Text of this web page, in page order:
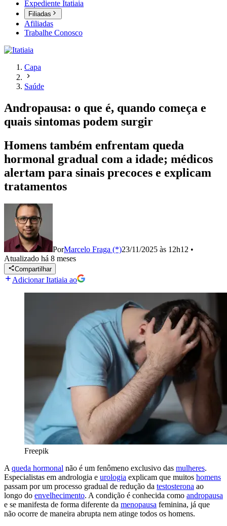
Expediente Itatiaia
Filiadas
Afiliadas
Trabalhe Conosco
Capa
Saúde
Andropausa: o que é, quando começa e
quais sintomas podem surgir
Homens também enfrentam queda
hormonal gradual com a idade; médicos
alertam para sinais precoces e explicam
tratamentos
PorMarcelo Fraga (*)23/11/2025 às 12h12 •
Atualizado há 8 meses
Compartilhar
Adicionar Itatiaia ao
Freepik
A queda hormonal não é um fenômeno exclusivo das mulheres.
Especialistas em andrologia e urologia explicam que muitos homens
passam por um processo gradual de redução da testosterona ao
longo do envelhecimento. A condição é conhecida como andropausa
e se manifesta de forma diferente da menopausa feminina, já que
não ocorre de maneira abrupta nem atinge todos os homens.